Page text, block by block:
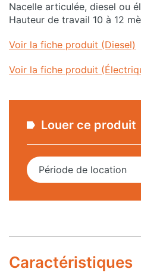
Nacelle articulée, diesel ou
Hauteur de travail 10 à 12
Voir la fiche produit (Diesel)
Voir la fiche produit
Louer ce produit
Période de location
Alternative:
Caractéristiques